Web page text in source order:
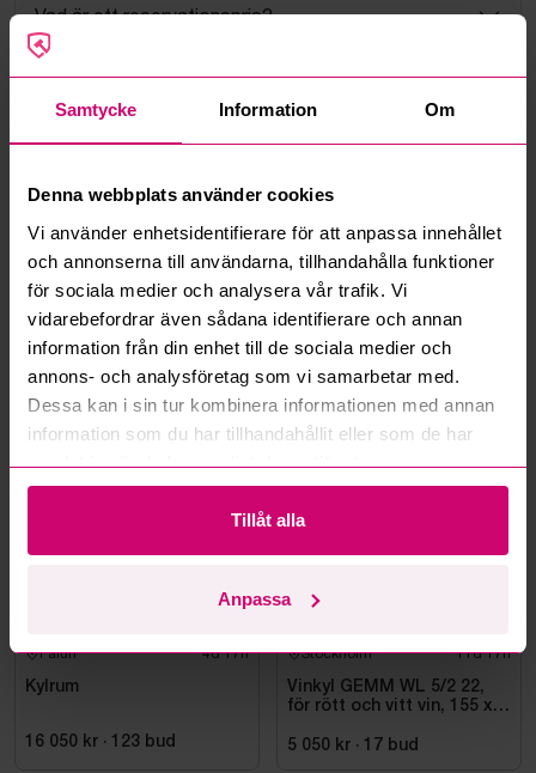
Samtycke Information Om
Denna webbplats använder cookies
Vi använder enhetsidentifierare för att anpassa innehållet
och annonserna till användarna, tillhandahålla funktioner
för sociala medier och analysera vår trafik. Vi
vidarebefordrar även sådana identifierare och annan
information från din enhet till de sociala medier och
annons- och analysföretag som vi samarbetar med.
Dessa kan i sin tur kombinera informationen med annan
information som du har tillhandahållit eller som de har
samlat in när du har använt deras tjänster.
Tillåt alla
Anpassa
Vad är ett reservationspris?
Hur fungerar maxbud?
Hur fungerar budmotorn?
Kan jag ångra ett bud?
Kan ni frakta mina vunna objekt?
Läs fler frågor och svar
Mer från samma kategori
Falun 4d 17h
Kylrum
16 050 kr · 123 bud
Stockholm 11d 17h
Vinkyl GEMM WL 5/2 22,
för rött och vitt vin, 155 x
5 050 kr · 17 bud